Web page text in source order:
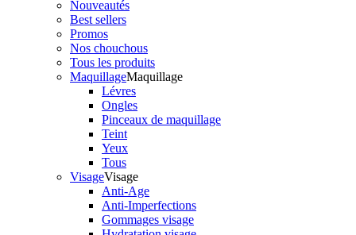
Nouveautés
Best sellers
Promos
Nos chouchous
Tous les produits
MaquillageMaquillage
Lévres
Ongles
Pinceaux de maquillage
Teint
Yeux
Tous
VisageVisage
Anti-Age
Anti-Imperfections
Gommages visage